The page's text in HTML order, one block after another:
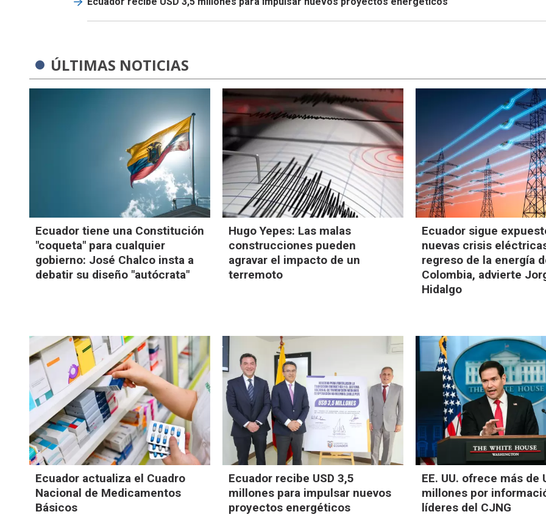
ÚLTIMAS NOTICIAS
Ecuador tiene una Constitución
"coqueta" para cualquier
gobierno: José Chalco insta a
debatir su diseño "autócrata"
Hugo Yepes: Las malas
construcciones pueden
agravar el impacto de un
terremoto
Ecuador sigue
nuevas crisis
regreso de la energía
Colombia, advierte
Hidalgo
Ecuador actualiza el Cuadro
Nacional de Medicamentos
Básicos
Ecuador recibe USD 3,5
millones para impulsar nuevos
proyectos energéticos
EE. UU. ofrece más de
millones por
líderes del CJNG